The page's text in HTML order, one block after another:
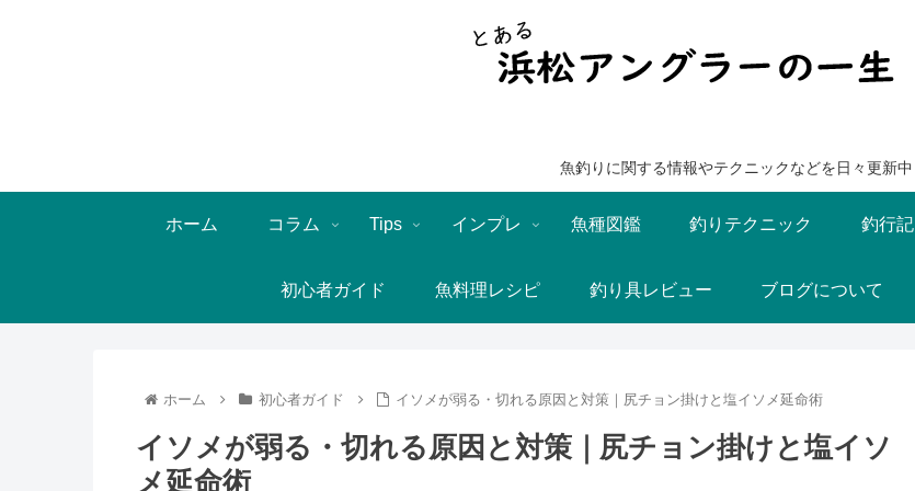
魚釣りに関する情報やテクニックなどを日々更新中
ホーム コラム Tips インプレ 魚種図鑑 釣りテクニック 釣行記
初心者ガイド 魚料理レシピ 釣り具レビュー ブログについて
ホーム 初心者ガイド イソメが弱る・切れる原因と対策｜尻チョン掛けと塩イソメ延命術
イソメが弱る・切れる原因と対策｜尻チョン掛けと塩イソ
メ延命術